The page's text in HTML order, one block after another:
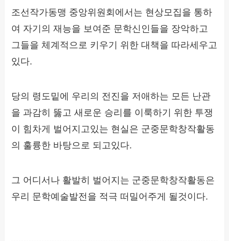
조선작가동맹 중앙위원회에서는 현상모집을 통하
여 자기의 재능을 보여준 문학신인들을 장악하고
그들을 체계적으로 키우기 위한 대책을 따라세우고
있다.
당의 령도밑에 우리의 전진을 저애하는 모든 난관
을 과감히 뚫고 새로운 승리를 이룩하기 위한 투쟁
이 힘차게 벌어지고있는 현실은 군중문학창작활동
의 훌륭한 바탕으로 되고있다.
그 어디서나 활발히 벌어지는 군중문학창작활동은
우리 문학예술발전을 적극 떠밀어주게 될것이다.